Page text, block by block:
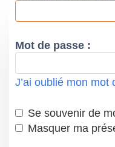
Mot de passe :
J’ai oublié mon mot
Se souvenir de
Masquer ma